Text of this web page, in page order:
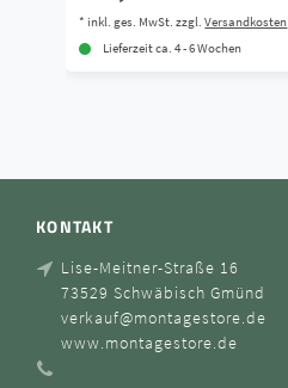
*inkl. ges. MwSt. zzgl.Versandkosten
Lieferzeit ca. 4 - 6 Wochen
KONTAKT
Lise-Meitner-Straße 16
73529 Schwäbisch Gmünd
verkauf@montagestore.de
www.montagestore.de